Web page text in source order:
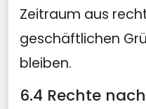
Zeitraum aus
geschäftlichen
bleiben.
6.4 Rechte